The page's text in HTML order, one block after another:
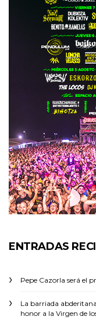
ENTRADAS
Pepe Cazorla será el
La barriada
honor a la Virgen de